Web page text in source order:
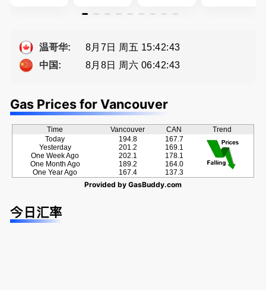
-689-5519
经验买卖
佣
温哥华:
8月7日 周五 15:42:44
中国:
8月8日 周六 06:42:44
Gas Prices for Vancouver
Time Vancouver CAN
Trend
Today
Yesterday
One Week Ago
One Month Ago
One Year Ago
194.8
201.2
202.1
189.2
167.4
167.7
169.1
178.1
164.0
137.3
Provided by GasBuddy.com
今日汇率